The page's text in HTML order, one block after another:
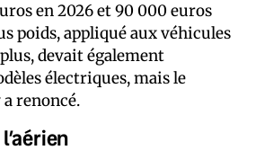
en 2026 et 90 000 euros
poids, appliqué aux véhicules
devait également
électriques, mais le
renoncé.